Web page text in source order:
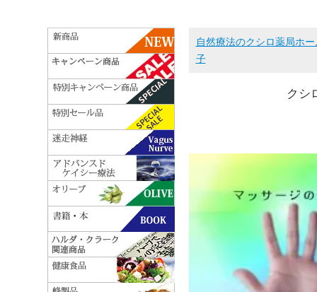
自然療法のクシロ薬局ホー
子
クシ